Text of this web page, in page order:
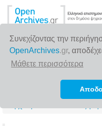
Συνεχίζοντας την
OpenArchives.gr,
Μάθετε περισσότερα